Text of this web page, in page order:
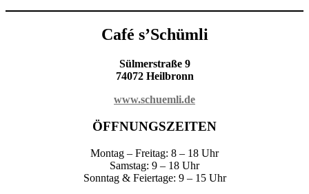
Café s’Schümli
Sülmerstraße 9
74072 Heilbronn
www.schuemli.de
ÖFFNUNGSZEITEN
Montag – Freitag: 8 – 18 Uhr
Samstag: 9 – 18 Uhr
Sonntag & Feiertage: 9 – 15 Uhr